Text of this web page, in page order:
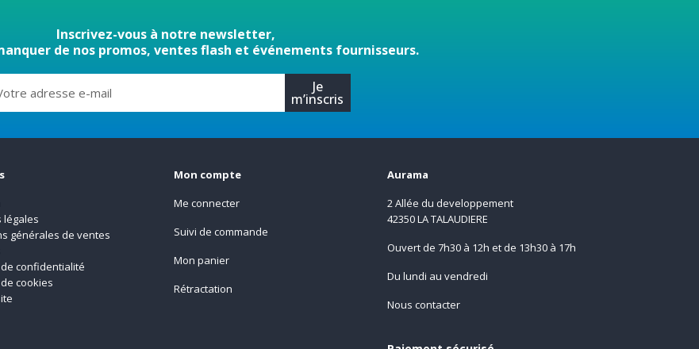
Inscrivez-vous à notre newsletter,
de nos promos, ventes flash et événements fournisseurs.
Je
m’inscris
légales
générales de ventes
confidentialité
cookies
Mon compte
Me connecter
Suivi de commande
Mon panier
Rétractation
Aurama
2 Allée du developpement
42350 LA TALAUDIERE
Ouvert de 7h30 à 12h et de 13h30 à 17h
Du lundi au vendredi
Nous contacter